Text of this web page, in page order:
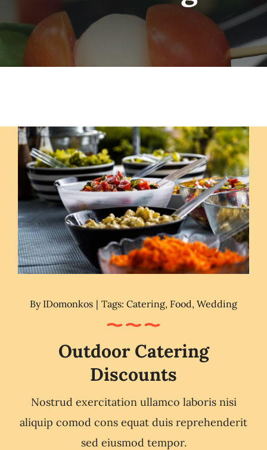
Szolgáltatások
Sportolási lehetőségek
Egyéb
Rólunk
By IDomonkos | Tags: Catering, Food, Wedding
Outdoor Catering
Discounts
Nostrud exercitation ullamco laboris nisi
aliquip comod cons equat duis reprehenderit
sed eiusmod tempor.